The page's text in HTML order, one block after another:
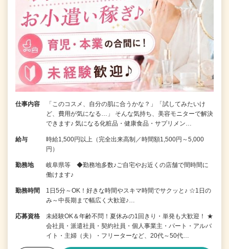
仕事内容
「このコスメ、自分の肌に合うかな？」「試してみたいけ
ど、費用が気になる…」 そんな気持ち、美容モニターで解決
できます♪ 気になる化粧品・健康食品・サプリメン…
給与
時給1,500円以上（完全出来高制／時間額1,500円～5,000
円）
勤務地
岐阜県等 ◆勤務地多数♪ご自宅やお近くの店舗で間時間に
働けます♪
勤務時間
1日5分～OK！好きな時間やスキマ時間でサクッと♪ ☆1日の
み～中長期まで幅広く大歓迎♪…
応募資格
未経験OK＆年齢不問！夏休みの1回きり・単発も大歓迎！ ★
会社員・派遣社員・契約社員・個人事業主・パート・アルバ
イト・主婦（夫）・フリーターなど、20代～50代…